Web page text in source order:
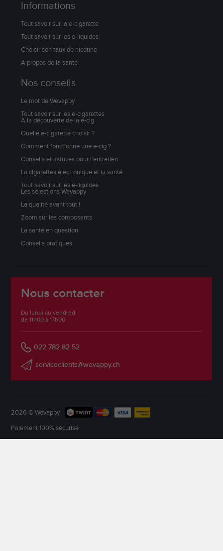
Informations
Tout savoir sur la e-cigarette
Tout savoir sur les e-liquides
Choisir son taux de nicotine
A propos de la santé
Nos conseils
Le mot de Wevappy
Tout savoir sur les e-cigarettes
A la découverte de la e-cig
Quelle e-cigarette choisir ?
Comment fonctionne une e-cig ?
Conseils et astuces pour l’entretien
La cigarettes électronique et la santé
Tout savoir sur les e-liquides
Les sélections Wevappy
La qualité avant tout !
Zoom sur les composants
La santé en question
Conseils pratiques
Nous contacter
Du lundi au vendredi
de 11h00 à 17h00
022 782 82 52
serviceclients@wevappy.ch
2026 © Wevappy
Paiement 100% sécurisé